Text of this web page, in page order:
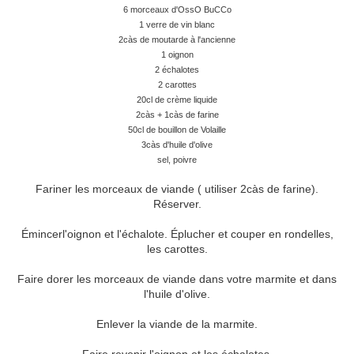
6 morceaux d'OssO BuCCo
1 verre de vin blanc
2càs de moutarde à l'ancienne
1 oignon
2 échalotes
2 carottes
20cl de crème liquide
2càs + 1càs de farine
50cl de bouillon de Volaille
3càs d'huile d'olive
sel, poivre
Fariner les morceaux de viande ( utiliser 2càs de farine).
Réserver.
Émincerl'oignon et l'échalote. Éplucher et couper en rondelles,
les carottes.
Faire dorer les morceaux de viande dans votre marmite et dans
l'huile d'olive.
Enlever la viande de la marmite.